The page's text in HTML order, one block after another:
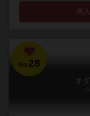
再
No.28
オ